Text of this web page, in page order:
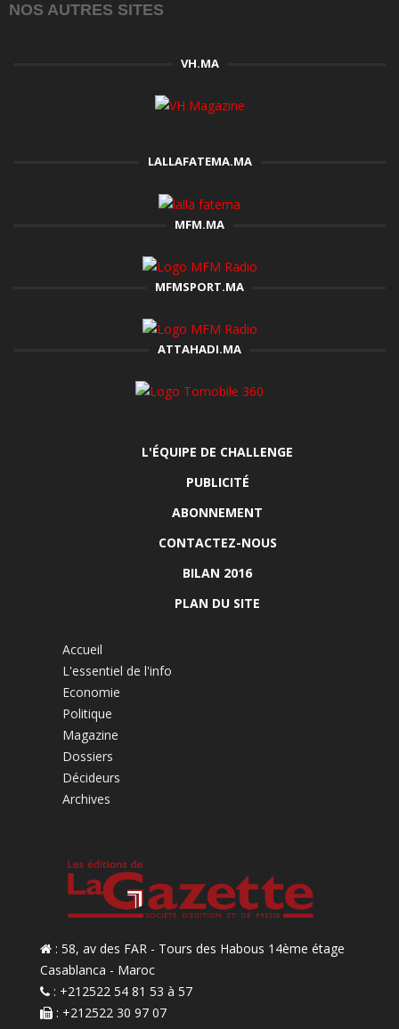
NOS AUTRES SITES
VH.MA
LALLAFATEMA.MA
MFM.MA
MFMSPORT.MA
ATTAHADI.MA
L'ÉQUIPE DE CHALLENGE
PUBLICITÉ
ABONNEMENT
CONTACTEZ-NOUS
BILAN 2016
PLAN DU SITE
Accueil
L'essentiel de l'info
Economie
Politique
Magazine
Dossiers
Décideurs
Archives
: 58, av des FAR - Tours des Habous 14ème étage
Casablanca - Maroc
: +212522 54 81 53 à 57
: +212522 30 97 07